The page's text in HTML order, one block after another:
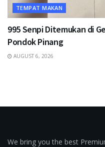
TEMPAT MAKAN
995 Senpi Ditemukan di
Pondok Pinang
AUGUST 6, 2026
We bring you the best